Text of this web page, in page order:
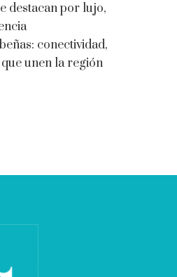
destacan por lujo,
conectividad,
unen la región